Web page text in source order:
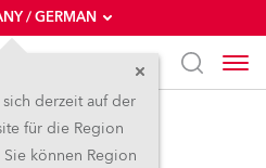
/ GERMAN
derzeit auf der
für die Region
können Region